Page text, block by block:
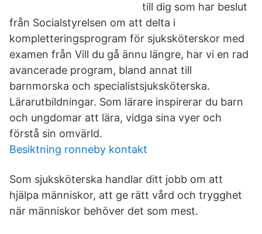
till dig som har beslut
från Socialstyrelsen om att delta i
kompletteringsprogram för sjuksköterskor med
examen från Vill du gå ännu längre, har vi en rad
avancerade program, bland annat till
barnmorska och specialistsjuksköterska.
Lärarutbildningar. Som lärare inspirerar du barn
och ungdomar att lära, vidga sina vyer och
förstå sin omvärld.
Besiktning ronneby kontakt
Som sjuksköterska handlar ditt jobb om att
hjälpa människor, att ge rätt vård och trygghet
när människor behöver det som mest.